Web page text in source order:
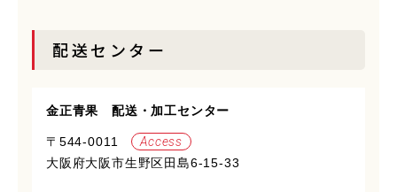
配送センター
金正青果 配送・加工センター
〒544-0011
Access
大阪府大阪市生野区田島6-15-33